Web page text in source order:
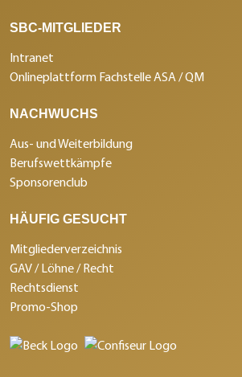
SBC-MITGLIEDER
Intranet
Onlineplattform Fachstelle ASA / QM
NACHWUCHS
Aus- und Weiterbildung
Berufswettkämpfe
Sponsorenclub
HÄUFIG GESUCHT
Mitgliederverzeichnis
GAV / Löhne / Recht
Rechtsdienst
Promo-Shop